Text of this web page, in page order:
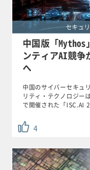
セキュ
中国版「
ンティアAI競争
へ
4
中国のサイバーセキュ
リティ・テクノロジー
で開催された「ISC.AI